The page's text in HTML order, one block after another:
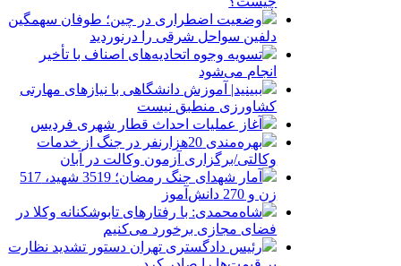
وضعیت اضطراری در چین؛ طوفان سهمگین
دلفین سواحل شرقی را درنوردید
تسویه وجوه اتحادیه‌های اصناف با تأخیر
انجام می‌شود
ببینید| آموزش دانشگاهی با نیازهای مهارتی
کشاورزی منطبق نیست
آغاز عملیات احداث قطار شهری فردیس
بهره‌مندی 20هزارنفر در جنگ از خدمات
وکالتی/برگزاری آزمون وکالت در آبان
آمار شهدای جنگ رمضان؛ 3519 شهید، 517
زن و 270 دانش‌آموز
شاه‌محمدی: با رفتارهای تابوشکنانه وکلا در
فضای مجازی برخورد می‌کنیم
رئیس دادگستری تهران دستور تشدید نظارت